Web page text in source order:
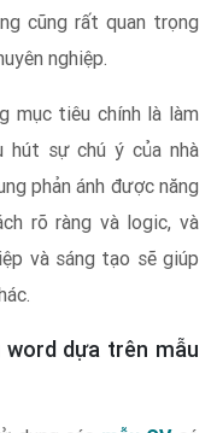
cũng rất quan trọng
nghiệp.
mục tiêu chính là làm
sự chú ý của nhà
phản ánh được năng
rõ ràng và logic, và
và sáng tạo sẽ giúp
word dựa trên mẫu